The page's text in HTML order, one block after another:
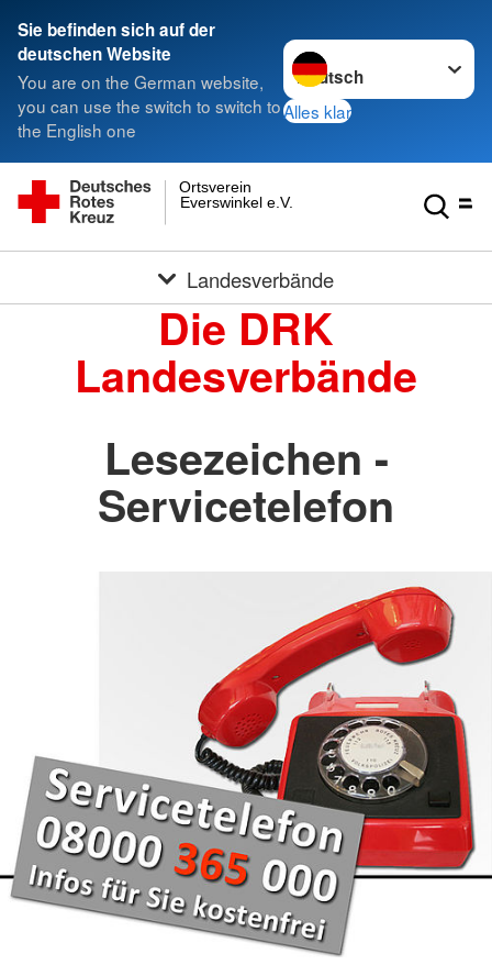
Sie befinden sich auf der
deutschen Website
You are on the German website,
you can use the switch to switch to
the English one
Sprache wechseln zu
Alles klar
Everswinkel e.V.
Ortsverein
Landesverbände
Die DRK
Landesverbände
Lesezeichen -
Servicetelefon